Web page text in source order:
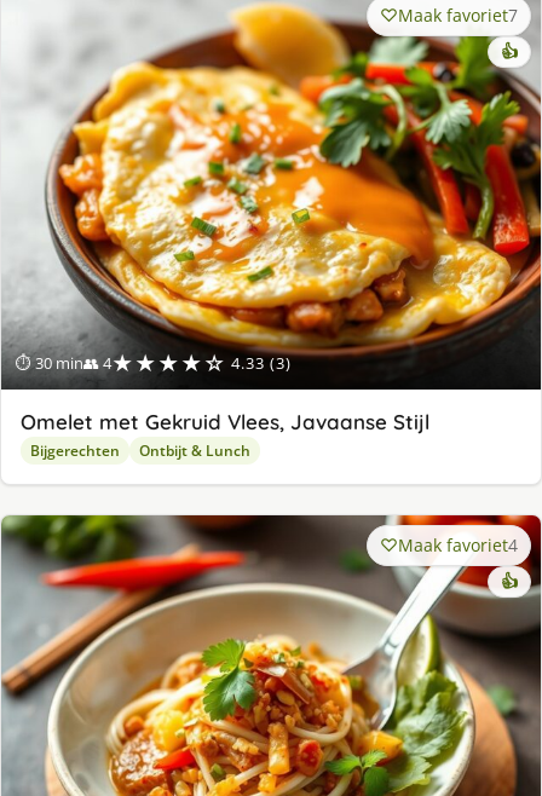
⏱ 30 min👥 4★★★★☆ 4.33 (3)
Maak favoriet7
👍
Omelet met Gekruid Vlees, Javaanse Stijl
Bijgerechten Ontbijt & Lunch
Maak favoriet4
👍